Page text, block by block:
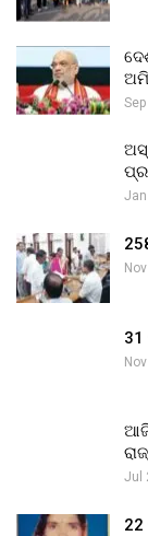
ଆଜି
Jul
22